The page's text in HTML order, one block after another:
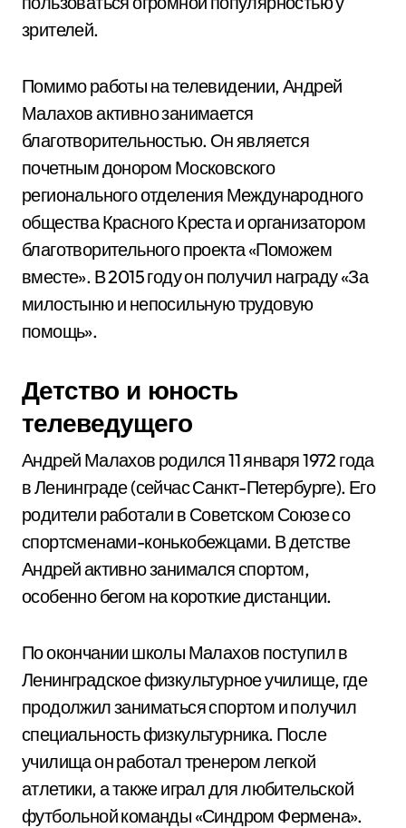
зрителей.
Помимо работы на телевидении, Андрей
Малахов активно занимается
благотворительностью. Он является
почетным донором Московского
регионального отделения Международного
общества Красного Креста и организатором
благотворительного проекта «Поможем
вместе». В 2015 году он получил награду «За
милостыню и непосильную трудовую
помощь».
Детство и юность
телеведущего
Андрей Малахов родился 11 января 1972 года
в Ленинграде (сейчас Санкт-Петербурге). Его
родители работали в Советском Союзе со
спортсменами-конькобежцами. В детстве
Андрей активно занимался спортом,
особенно бегом на короткие дистанции.
По окончании школы Малахов поступил в
Ленинградское физкультурное училище, где
продолжил заниматься спортом и получил
специальность физкультурника. После
училища он работал тренером легкой
атлетики, а также играл для любительской
футбольной команды «Синдром Фермена».